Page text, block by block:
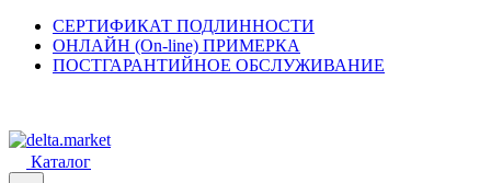
СЕРТИФИКАТ ПОДЛИННОСТИ
ОНЛАЙН (On-line) ПРИМЕРКА
ПОСТГАРАНТИЙНОЕ ОБСЛУЖИВАНИЕ
Каталог